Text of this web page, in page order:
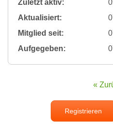
Zuletzt aktiv:
Aktualisiert:
Mitglied seit:
Aufgegeben:
«
Registrieren